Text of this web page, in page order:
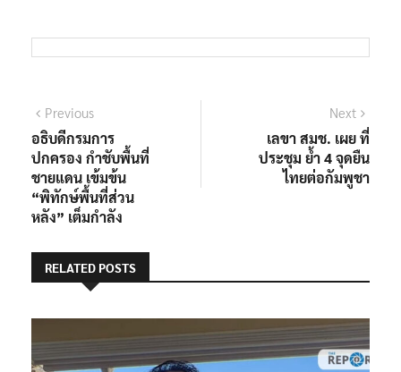
แนะแนว
เรื่อง
PreviousPrevious
post:
อธิบดีกรมการ
ปกครอง กำชับพื้นที่
ชายแดน เข้มข้น
“พิทักษ์พื้นที่ส่วน
หลัง” เต็มกำลัง
Next
เลขา สมช. เผย ที่
ประชุม ย้ำ 4 จุดยืน
ไทยต่อกัมพูชา
RELATED POSTS